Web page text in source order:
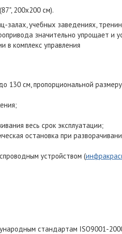
200x200 см).
учебных заведениях,
значительно упрощает и
в комплекс управления
130 см, пропорциональной
весь срок эксплуатации;
остановка при
устройством (
стандартам ISO9001-